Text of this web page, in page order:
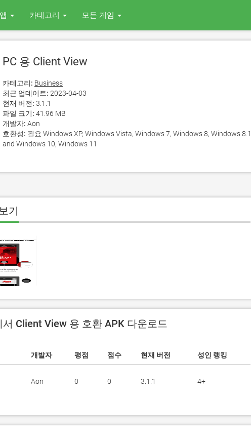
카테고리 모든 게임
PC 용 Client View
카테고리: Business
최근 업데이트: 2023-04-03
현재 버전: 3.1.1
파일 크기: 41.96 MB
개발자: Aon
호환성: 필요 Windows XP, Windows Vista, Windows 7, Windows 8, Windows 8.1
and Windows 10, Windows 11
기
서 Client View 용 호환 APK 다운로드
개발자 평점 점수 현재 버전 성인 랭킹
Aon 0 0 3.1.1 4+